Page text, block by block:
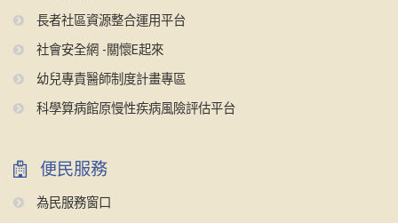
長者社區資源整合運用平台
社會安全網 -關懷E起來
幼兒專責醫師制度計畫專區
科學算病館原慢性疾病風險評估平台
便民服務
為民服務窗口